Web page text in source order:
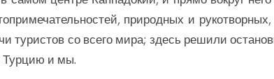
природных и
туристов со всего мира; здесь решили
Турцию и мы.